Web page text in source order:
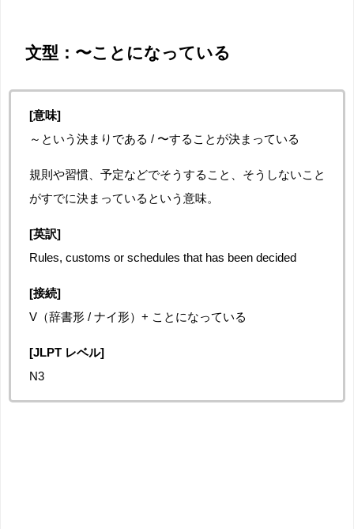
文型：〜ことになっている
[意味]
～という決まりである / 〜することが決まっている
規則や習慣、予定などでそうすること、そうしないこと
がすでに決まっているという意味。
[英訳]
Rules, customs or schedules that has been decided
[接続]
V（辞書形 / ナイ形）+ ことになっている
[JLPT レベル]
N3